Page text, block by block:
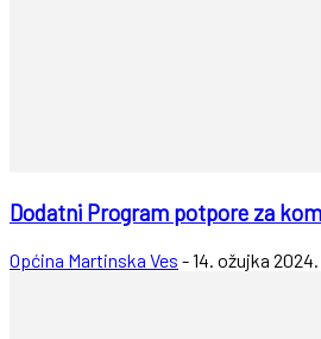
Dodatni Program potpore za
Općina Martinska Ves -14. ožujka 2024.